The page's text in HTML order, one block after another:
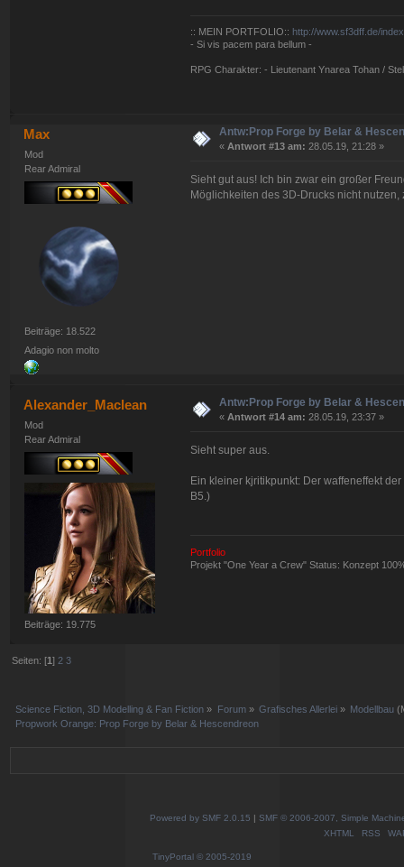
:: MEIN PORTFOLIO:: http://www.sf3dff.de/
- Si vis pacem para bellum -
RPG Charakter: - Lieutenant Ynarea Tohan /
Max
Mod
Rear Admiral
Beiträge: 18.522
Adagio non molto
Antw:Prop Forge by Belar &
«Antwort #13 am: 28.05.19, 21:28 »
Sieht gut aus! Ich bin zwar ein großer
Möglichkeiten des 3D-Drucks nicht
Alexander_Maclean
Mod
Rear Admiral
Beiträge: 19.775
Antw:Prop Forge by Belar &
«Antwort #14 am: 28.05.19, 23:37 »
Sieht super aus.
Ein kleiner kjritikpunkt: Der waffeneffekt
B5.)
Portfolio
Projekt "One Year a Crew" Status: Konzept
Seiten: [1] 2 3
Science Fiction, 3D Modelling & Fan Fiction » Forum» Grafisches Allerlei » Modellbau
Propwork Orange: Prop Forge by Belar & Hescendreon
Powered by SMF 2.0.15 | SMF © 2006-2007, Simple
XHTML
RSS
TinyPortal © 2005-2019